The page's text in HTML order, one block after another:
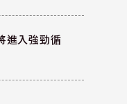
進入強勁循